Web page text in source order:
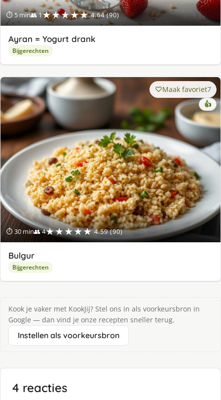
⏱ 5 min👥 1★★★★★ 4.64 (90)
Ayran = Yogurt drank
Bijgerechten
⏱ 30 min👥 4★★★★★ 4.59 (90)
Maak favoriet7
👍
Bulgur
Bijgerechten
Kook je vaker met KookJij? Stel ons in als voorkeursbron in
Google — dan vind je onze recepten sneller terug.
Instellen als voorkeursbron
4 reacties